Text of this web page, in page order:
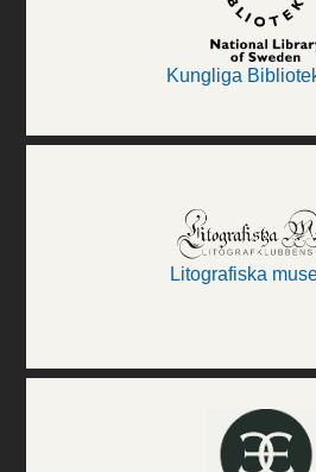
Kungliga
Litografiska